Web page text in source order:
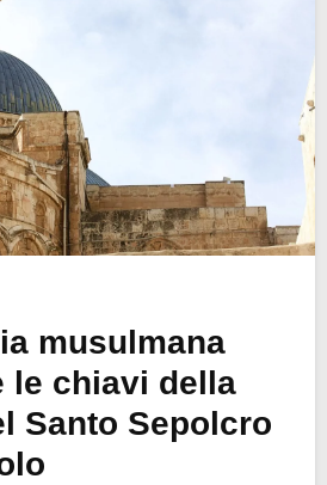
musulmana
le chiavi della
Santo Sepolcro